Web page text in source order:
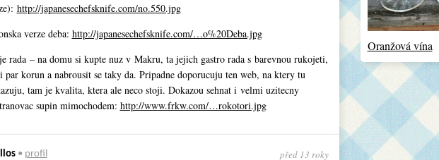
http://japanesechefsknife.com/no.550.jpg
verze deba: http://japanesechefsknife.com/…o%20Deba.jpg
rada – na domu si kupte nuz v Makru, ta jejich gastro rada s barevnou rukojeti,
par korun a nabrousit se taky da. Pripadne doporucuju ten web, na ktery tu
tam je kvalita, ktera ale neco stoji. Dokazou sehnat i velmi uzitecny
supin mimochodem: http://www.frkw.com/…rokotori.jpg
• profil před 13 roky
Oranžová vína